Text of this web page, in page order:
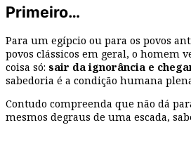
Primeiro…
Para um egípcio ou para os povos
povos clássicos em geral, o homem
coisa só: sair da ignorância e
sabedoria é a condição humana
Contudo compreenda que não dá
mesmos degraus de uma escada,